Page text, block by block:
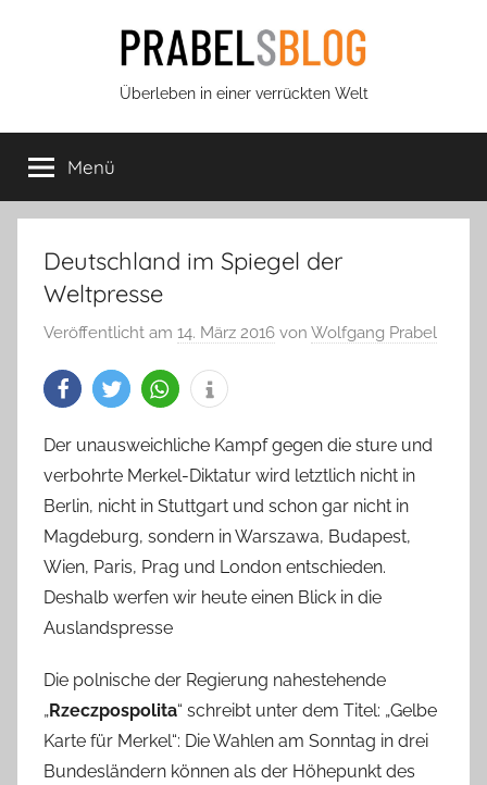
Prabels
Blog
Überleben in einer verrückten Welt
Menü
Deutschland im Spiegel der
Weltpresse
Veröffentlicht am 14. März 2016 von Wolfgang Prabel
Der unausweichliche Kampf gegen die sture und
verbohrte Merkel-Diktatur wird letztlich nicht in
Berlin, nicht in Stuttgart und schon gar nicht in
Magdeburg, sondern in Warszawa, Budapest,
Wien, Paris, Prag und London entschieden.
Deshalb werfen wir heute einen Blick in die
Auslandspresse
Die polnische der Regierung nahestehende
„Rzeczpospolita“ schreibt unter dem Titel: „Gelbe
Karte für Merkel“: Die Wahlen am Sonntag in drei
Bundesländern können als der Höhepunkt des